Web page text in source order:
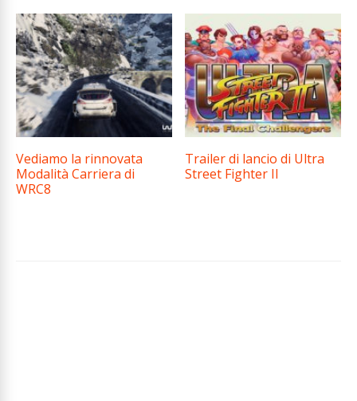
Vediamo la rinnovata
Modalità Carriera di
WRC8
Trailer di lancio di Ultra
Street Fighter II